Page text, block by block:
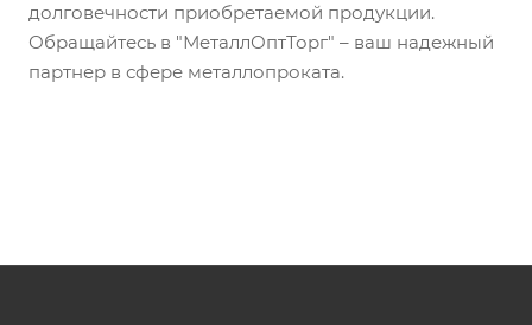
долговечности приобретаемой продукции.
Обращайтесь в "МеталлОптТорг" – ваш надежный
партнер в сфере металлопроката.